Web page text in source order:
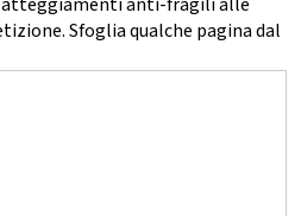
Sfoglia qualche pagina dal